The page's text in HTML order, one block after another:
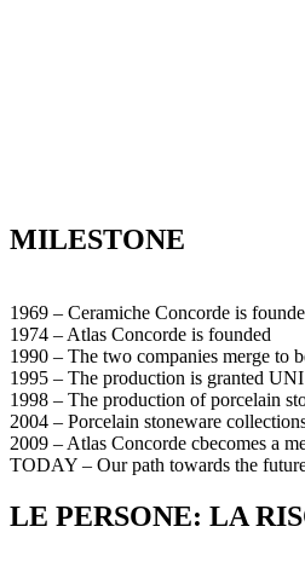
MILESTONE
1969 – Ceramiche Concorde is
1974 – Atlas Concorde is founded
1990 – The two companies merge to
1995 – The production is granted
1998 – The production of porcelain
2004 – Porcelain stoneware
2009 – Atlas Concorde cbecomes a
TODAY – Our path towards the
LE PERSONE: LA